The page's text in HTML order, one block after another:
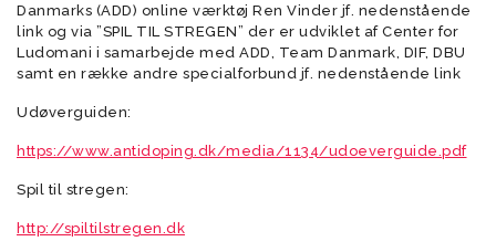
Danmarks (ADD) online værktøj Ren Vinder jf. nedenstående
link og via ”SPIL TIL STREGEN” der er udviklet af Center for
Ludomani i samarbejde med ADD, Team Danmark, DIF, DBU
samt en række andre specialforbund jf. nedenstående link
Udøverguiden:
https://www.antidoping.dk/media/1134/udoeverguide.pdf
Spil til stregen:
http://spiltilstregen.dk